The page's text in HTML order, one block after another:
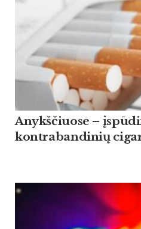
Anykščiuose –
kontrabandinių